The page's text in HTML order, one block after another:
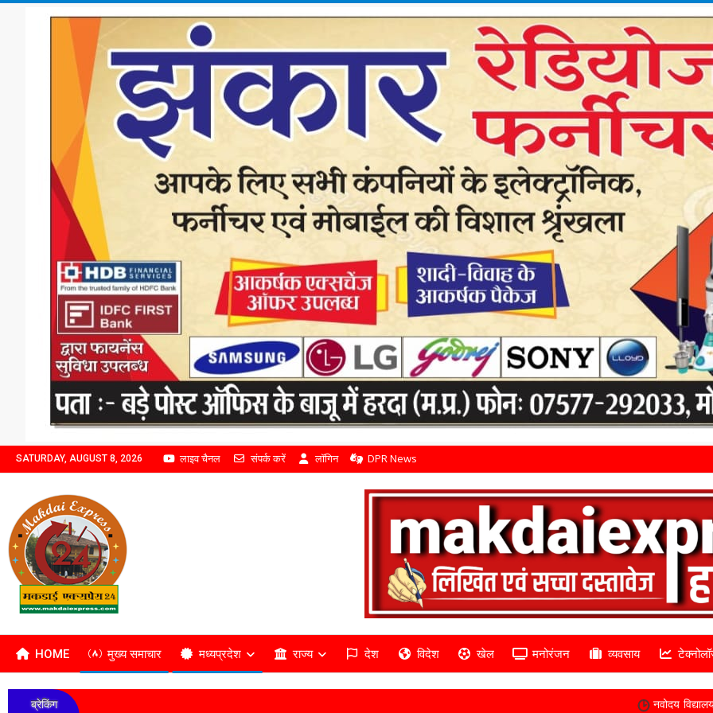
SATURDAY, AUGUST 8, 2026 लाइव चैनल संपर्क करें लॉगिन DPR News
HOME मुख्य समाचार मध्यप्रदेश राज्य देश विदेश खेल मनोरंजन व्यवसाय
ब्रेकिंग नवोदय विद्यालय हरदा में कक्षा 6 की